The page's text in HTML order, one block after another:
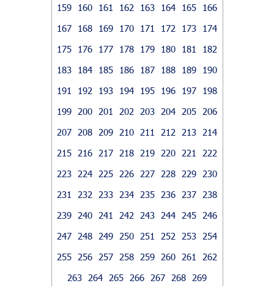
159
160 161 162 163 164 165
166
167
168 169 170 171 172 173
174
175
176 177 178 179 180 181
182
183
184 185 186 187 188 189
190
191
192 193 194 195 196 197
198
199
200 201 202 203 204 205
206
207
208 209 210 211 212 213
214
215
216 217 218 219 220 221
222
223
224 225 226 227 228 229
230
231
232 233 234 235 236 237
238
239
240 241 242 243 244 245
246
247
248 249 250 251 252 253
254
255
256 257 258 259 260 261
262
263
264 265 266 267 268 269